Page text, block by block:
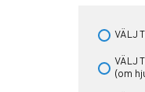
VÄLJ
VÄLJ
(om